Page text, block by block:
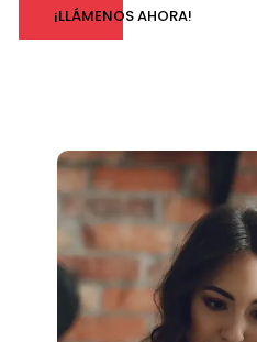
¡LLÁMENOS AHORA!